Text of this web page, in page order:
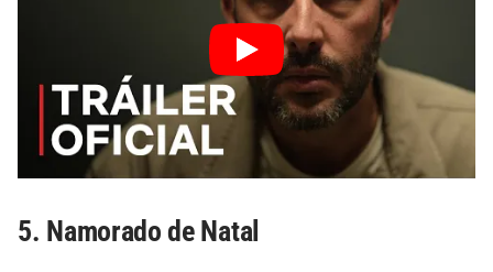
5. Namorado de Natal